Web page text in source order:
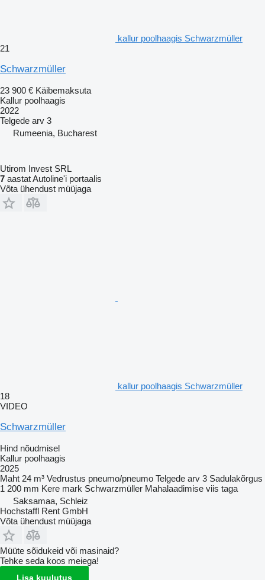
kallur poolhaagis Schwarzmüller
21
Schwarzmüller
23 900 € Käibemaksuta
Kallur poolhaagis
2022
Telgede arv 3
Rumeenia, Bucharest
Utirom Invest SRL
7 aastat Autoline'i portaalis
Võta ühendust müüjaga
kallur poolhaagis Schwarzmüller
18
VIDEO
Schwarzmüller
Hind nõudmisel
Kallur poolhaagis
2025
Maht 24 m³ Vedrustus pneumo/pneumo Telgede arv 3 Sadulakõrgus
1 200 mm Kere mark Schwarzmüller Mahalaadimise viis taga
Saksamaa, Schleiz
Hochstaffl Rent GmbH
Võta ühendust müüjaga
Müüte sõidukeid või masinaid?
Tehke seda koos meiega!
Lisa kuulutus